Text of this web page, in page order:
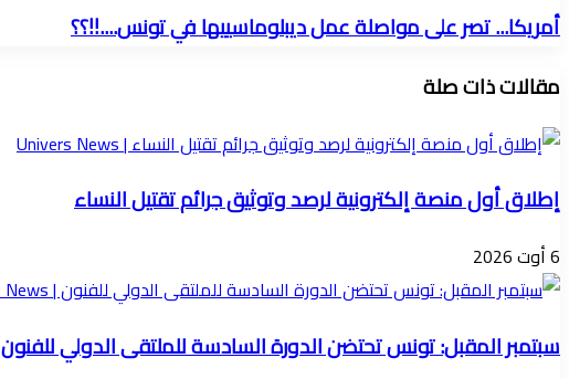
أمريكا... تصر على مواصلة عمل ديبلوماسييها في تونس....!!؟؟
مقالات ذات صلة
إطلاق أول منصة إلكترونية لرصد وتوثيق جرائم تقتيل النساء
6 أوت 2026
سبتمبر المقبل: تونس تحتضن الدورة السادسة للملتقى الدولي للفنون